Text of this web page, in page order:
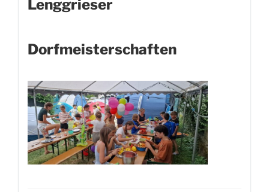
Lenggrieser
Dorfmeisterschaften